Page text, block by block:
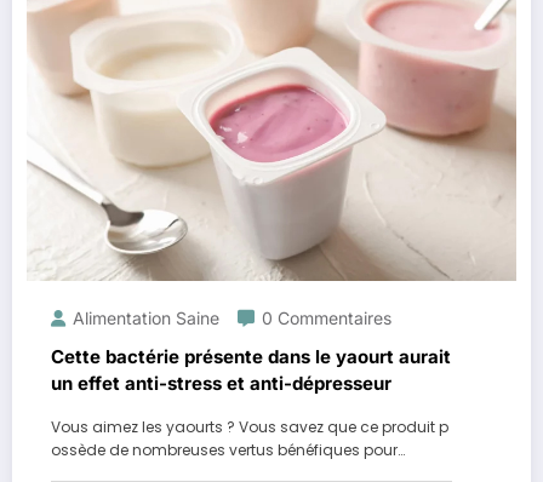
Alimentation Saine 0 Commentaires
Cette bactérie présente dans le yaourt aurait
un effet anti-stress et anti-dépresseur
Vous aimez les yaourts ? Vous savez que ce produit p
ossède de nombreuses vertus bénéfiques pour…